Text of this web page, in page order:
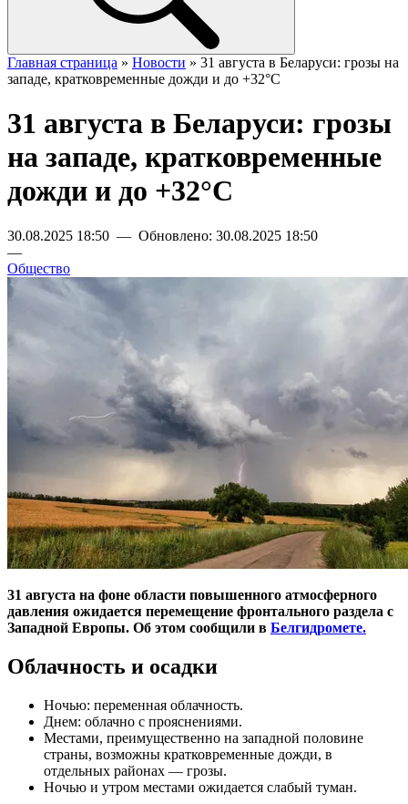
Главная страница » Новости » 31 августа в Беларуси: грозы на
западе, кратковременные дожди и до +32°С
31 августа в Беларуси: грозы
на западе, кратковременные
дожди и до +32°С
30.08.2025 18:50 — Обновлено: 30.08.2025 18:50
—
Общество
31 августа на фоне области повышенного атмосферного
давления ожидается перемещение фронтального раздела с
Западной Европы. Об этом сообщили в Белгидромете.
Облачность и осадки
Ночью: переменная облачность.
Днем: облачно с прояснениями.
Местами, преимущественно на западной половине
страны, возможны кратковременные дожди, в
отдельных районах — грозы.
Ночью и утром местами ожидается слабый туман.